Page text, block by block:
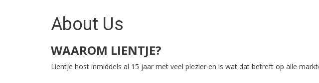
About Us
WAAROM LIENTJE?
Lientje host inmiddels al 15 jaar met veel plezier en is wat dat betreft op alle